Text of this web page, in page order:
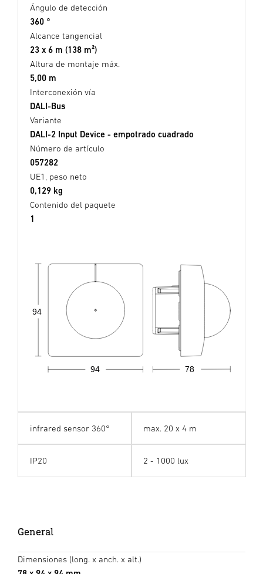
Ángulo de detección
360 °
Alcance tangencial
23 x 6 m (138 m²)
Altura de montaje máx.
5,00 m
Interconexión vía
DALI-Bus
Variante
DALI-2 Input Device - empotrado cuadrado
Número de artículo
057282
UE1, peso neto
0,129 kg
Contenido del paquete
1
78
94
94
infrared sensor 360° max. 20 x 4 m
IP20 2 - 1000 lux
General
Dimensiones (long. x anch. x alt.)